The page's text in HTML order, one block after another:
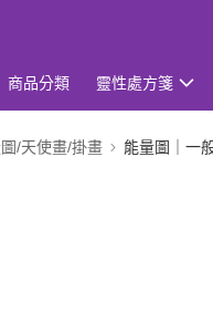
商品分類 靈性處方箋
/天使畫/掛畫 能量圖｜一